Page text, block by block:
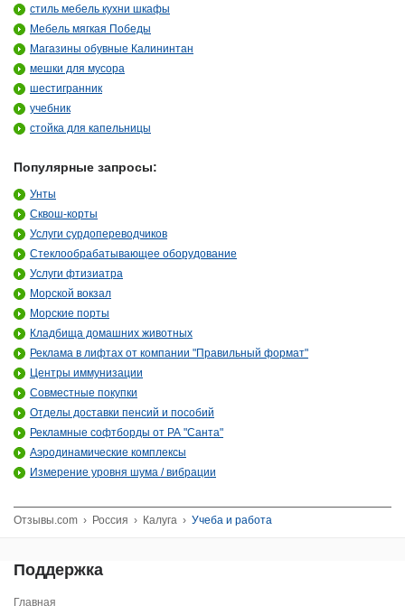
стиль мебель кухни шкафы
Мебель мягкая Победы
Магазины обувные Калининтан
мешки для мусора
шестигранник
учебник
стойка для капельницы
Популярные запросы:
Унты
Сквош-корты
Услуги сурдопереводчиков
Стеклообрабатывающее оборудование
Услуги фтизиатра
Морской вокзал
Морские порты
Кладбища домашних животных
Реклама в лифтах от компании "Правильный формат"
Центры иммунизации
Совместные покупки
Отделы доставки пенсий и пособий
Рекламные софтборды от РА "Санта"
Аэродинамические комплексы
Измерение уровня шума / вибрации
Отзывы.com › Россия › Калуга › Учеба и работа
Поддержка
Главная